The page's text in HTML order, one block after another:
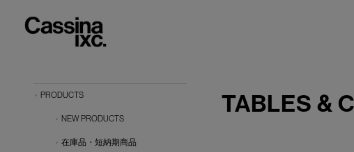
TABLES &
PRODUCTS
NEW PRODUCTS
在庫品・短納期商品